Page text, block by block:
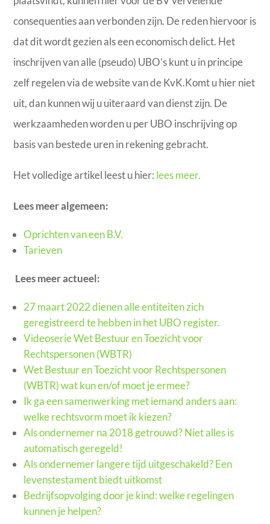
consequenties aan verbonden zijn. De reden hiervoor is
dat dit wordt gezien als een economisch delict. Het
inschrijven van alle (pseudo) UBO’s kunt u in principe
zelf regelen via de website van de KvK.Komt u hier niet
uit, dan kunnen wij u uiteraard van dienst zijn. De
werkzaamheden worden u per UBO inschrijving op
basis van bestede uren in rekening gebracht.
Het volledige artikel leest u hier: lees meer.
Lees meer algemeen:
Oprichten van een B.V.
Tarieven
Lees meer actueel:
27 maart 2022 dienen alle entiteiten zich
geregistreerd te hebben in het UBO register.
Videoserie Wet Bestuur en Toezicht voor
Rechtspersonen (WBTR)
Wet Bestuur en Toezicht voor Rechtspersonen
(WBTR) wat kun en/of moet je ermee?
Ik ga een samenwerking met iemand anders aan:
welke rechtsvorm moet ik kiezen?
Als ondernemer na 2018 getrouwd? Niet alles is
automatisch geregeld!
Als ondernemer langere tijd uitgeschakeld? Een
levenstestament biedt uitkomst
Bedrijfsopvolging door je kind: welke regelingen
kunnen je helpen?